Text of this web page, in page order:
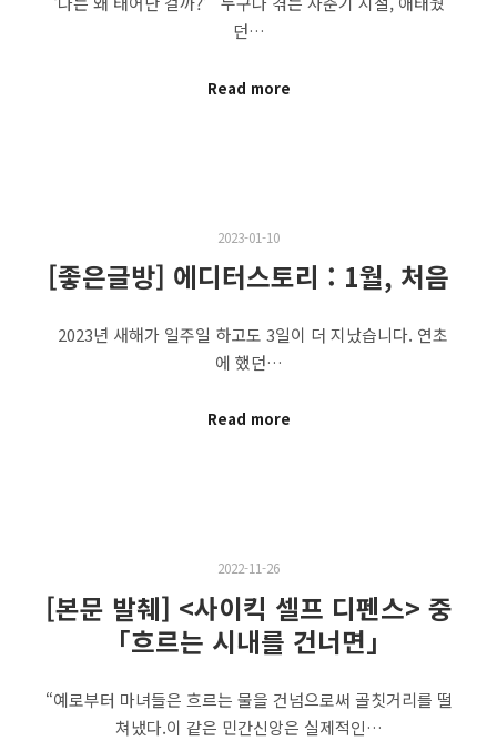
던…
Read more
2023-01-10
[좋은글방] 에디터스토리 : 1월, 처음
2023년 새해가 일주일 하고도 3일이 더 지났습니다. 연초
에 했던…
Read more
2022-11-26
[본문 발췌] <사이킥 셀프 디펜스> 중
「흐르는 시내를 건너면」
“예로부터 마녀들은 흐르는 물을 건넘으로써 골칫거리를 떨
쳐냈다.이 같은 민간신앙은 실제적인…